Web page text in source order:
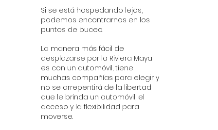
Si se está hospedando lejos,
podemos encontrarnos en los
puntos de buceo.
La manera más fácil de
desplazarse por la Riviera Maya
es con un automóvil, tiene
muchas compañías para elegir y
no se arrepentirá de la libertad
que le brinda un automóvil, el
acceso y la flexibilidad para
moverse.